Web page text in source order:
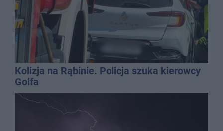
Kolizja na Rąbinie. Policja szuka kierowcy
Golfa